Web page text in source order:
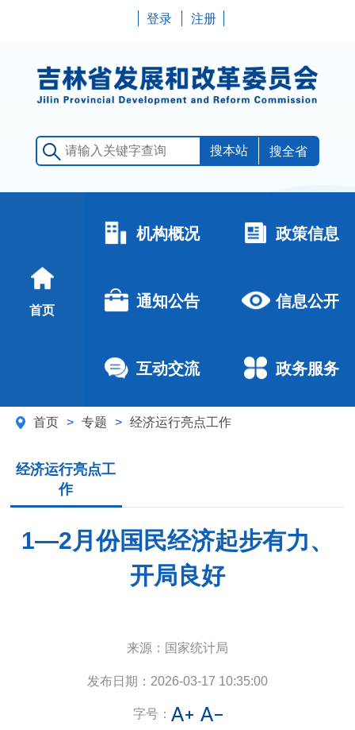
登录 注册
搜全省
首页
机构概况 政策信息
通知公告 信息公开
互动交流 政务服务
首页 > 专题 > 经济运行亮点工作
经济运行亮点工
作
1—2月份国民经济起步有力、
开局良好
来源： 国家统计局
发布日期： 2026-03-17 10:35:00
字号：